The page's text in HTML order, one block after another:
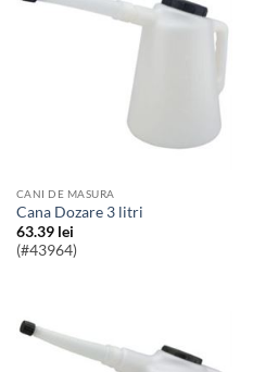
CANI DE MASURA
Cana Dozare 3 litri
63.39 lei
(#43964)